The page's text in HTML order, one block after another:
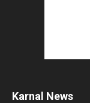
Karnal News